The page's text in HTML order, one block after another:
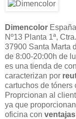
Dimencolor
Nº13 Planta 1ª,
37900 Santa Marta
de 8:00-20:00h de
es una tienda de
caracterizan por
cartuchos de tóners
Proprcionan al
ya que
oficina con